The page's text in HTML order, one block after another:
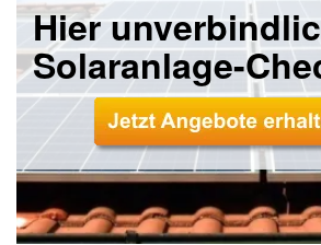
Hier
Solaranlage-